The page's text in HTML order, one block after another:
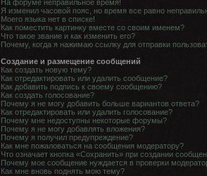
На форуме неправильное время!
Я изменил часовой пояс, но время все равно
Моего языка нет в списке!
Как поместить картинку вместе со своим именем?
Что такое звание и как изменить его?
Почему, когда я нажимаю ссылку для отправки
Создание и размещение сообщений
Как создать новую тему?
Как отредактировать или удалить сообщение?
Как добавить подпись к своему сообщению?
Как создать голосование?
Почему я не могу добавить больше вариантов ответа?
Как отредактировать или удалить голосование?
Почему мне недоступны некоторые форумы?
Почему я не могу добавлять вложения?
Почему я получил предупреждение?
Как мне пожаловаться на сообщения модератору?
Что означает кнопка «Сохранить» при создании
Почему мое сообщение нуждается в проверки
Как мне вновь поднять мою тему?